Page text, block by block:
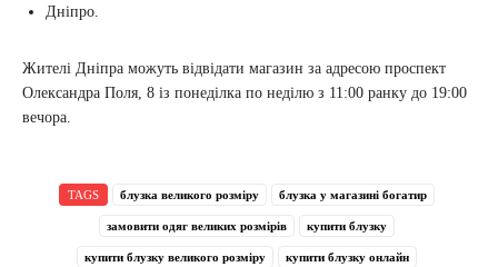
Дніпро.
Жителі Дніпра можуть відвідати магазин за адресою проспект
Олександра Поля, 8 із понеділка по неділю з 11:00 ранку до 19:00
вечора.
TAGS блузка великого розміру блузка у магазині богатир
замовити одяг великих розмірів купити блузку
купити блузку великого розміру купити блузку онлайн